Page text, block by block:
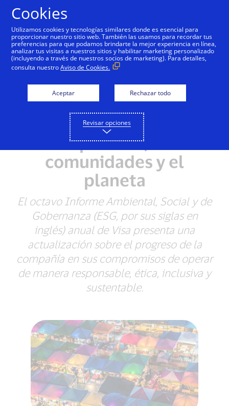
El Informe Ambiental,
Social y de Gobernanza
de Visa destaca los
avances en sus
compromisos con los
empleados, las
comunidades y el
planeta
El octavo Informe Ambiental, Social y de
Gobernanza (ESG, por sus siglas en
inglés) anual de Visa presenta una
actualización sobre el progreso de la
compañía en sus compromisos de operar
de manera responsable, ética, inclusiva y
sustentable.
Cookies
Utilizamos cookies y tecnologías similares donde es esencial para
proporcionar nuestro sitio web. También las usamos para recordar tus
preferencias para que podamos brindarte la mejor experiencia en línea,
analizar tus visitas a nuestros sitios y habilitar marketing personalizado
(incluyendo a través de nuestros socios de marketing). Para detalles,
consulta nuestroAviso de Cookies.
Aceptar Rechazar todo
Revisar opciones